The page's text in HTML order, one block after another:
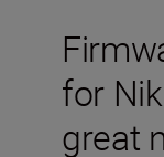
for
great